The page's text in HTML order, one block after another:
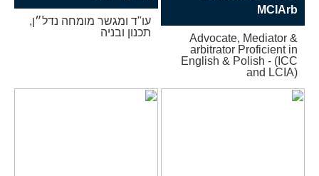
MCIArb
Advocate, Mediator &
arbitrator Proficient in
English & Polish - (ICC
and LCIA)
עו"ד ומגשר מומחה נדל״ן,
תכנון ובניה